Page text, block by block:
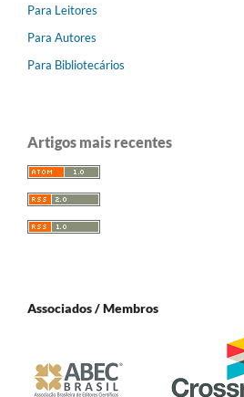
Para Leitores
Para Autores
Para Bibliotecários
Artigos mais recentes
Associados / Membros